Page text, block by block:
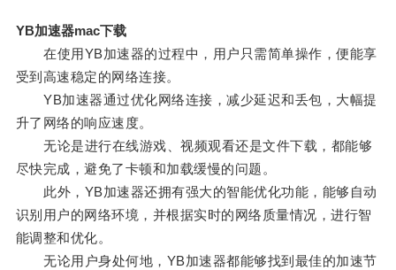
YB加速器mac下载
在使用YB加速器的过程中，用户只需简单操作，便能享
受到高速稳定的网络连接。
YB加速器通过优化网络连接，减少延迟和丢包，大幅提
升了网络的响应速度。
无论是进行在线游戏、视频观看还是文件下载，都能够
尽快完成，避免了卡顿和加载缓慢的问题。
此外，YB加速器还拥有强大的智能优化功能，能够自动
识别用户的网络环境，并根据实时的网络质量情况，进行智
能调整和优化。
无论用户身处何地，YB加速器都能够找到最佳的加速节